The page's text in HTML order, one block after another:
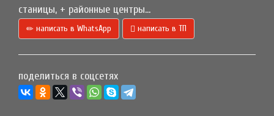
станицы, + районные центры...
написать в WhatsApp написать в ТП
поделиться в соцсетях